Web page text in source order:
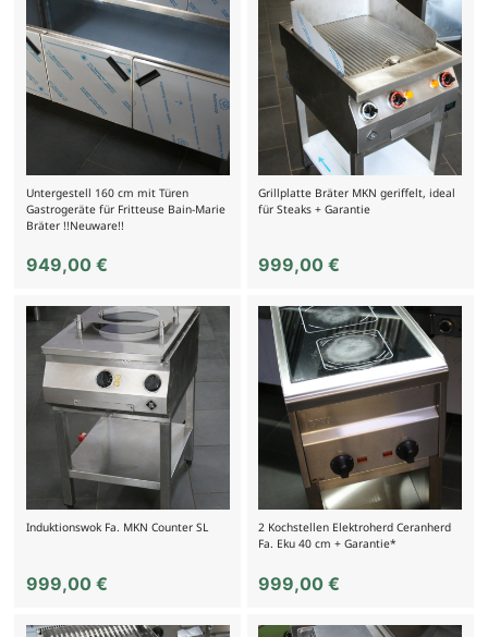
Untergestell 160 cm mit Türen
Gastrogeräte für Fritteuse Bain-Marie
Bräter !!Neuware!!
949,00 €
Grillplatte Bräter MKN geriffelt, ideal
für Steaks + Garantie
999,00€
Induktionswok Fa. MKN Counter SL
999,00 €
2 Kochstellen Elektroherd Ceranherd
Fa. Eku 40 cm + Garantie*
999,00€